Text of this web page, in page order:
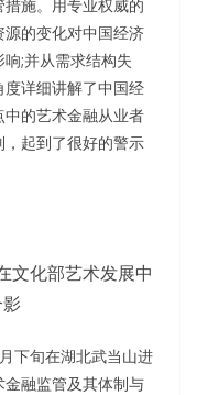
施。用专业权威的
的变化对中国经济
;并从需求结构失
详细讲解了中国经
的艺术金融从业者
起到了很好的警示
文化部艺术发展中
下旬在湖北武当山进
融监管及其体制与